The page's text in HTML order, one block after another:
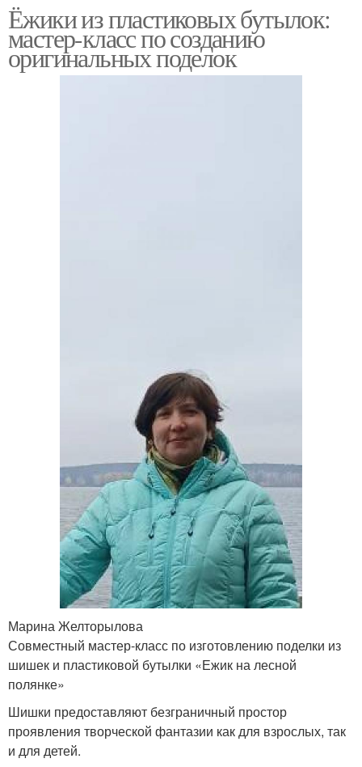
Ёжики из пластиковых бутылок:
мастер-класс по созданию
оригинальных поделок
Марина Желторылова
Совместный мастер-класс по изготовлению поделки из
шишек и пластиковой бутылки «Ежик на лесной
полянке»
Шишки предоставляют безграничный простор
проявления творческой фантазии как для взрослых, так
и для детей.